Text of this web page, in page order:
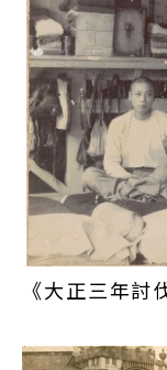
後，便開始對設
「臺灣守備混成
是以殖民地統治
的殖民地部隊。
1907年日俄戰
制海權，基本上
止了臺灣混成旅
於臺北及臺南設
「臺灣步兵第一
方治安的維持，
《大正三年討